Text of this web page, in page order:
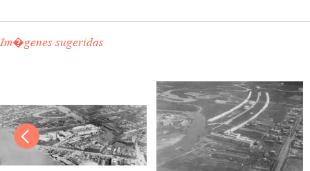
Im�genes sugeridas